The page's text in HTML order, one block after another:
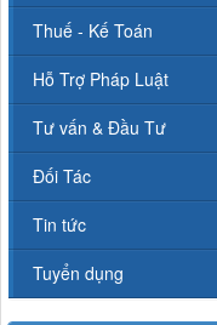
Thuế - Kế Toán
Hỗ Trợ Pháp Luật
Tư vấn & Đầu Tư
Đối Tác
Tin tức
Tuyển dụng